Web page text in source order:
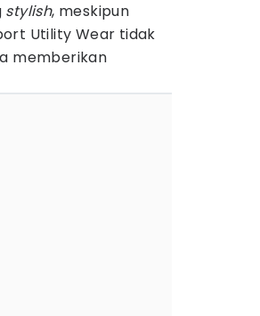
stylish, meskipun
Utility Wear tidak
memberikan